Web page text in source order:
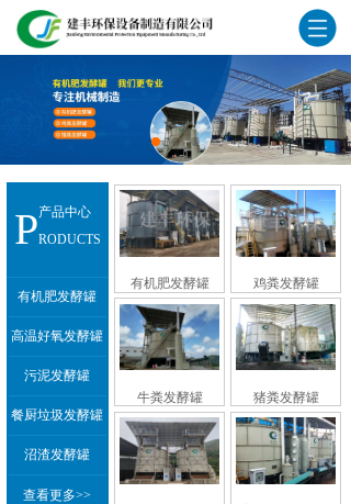
产品中心
PRODUCTS
有机肥发酵罐
高温好氧发酵罐
污泥发酵罐
餐厨垃圾发酵罐
沼渣发酵罐
查看更多>>
有机肥发酵罐 鸡粪发酵罐
牛粪发酵罐 猪粪发酵罐